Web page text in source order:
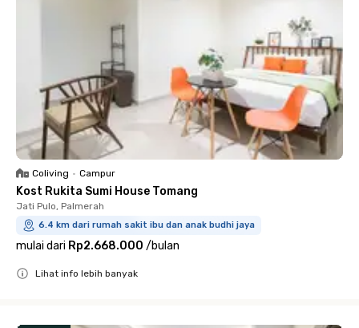
Coliving • Campur
Kost Rukita Sumi House Tomang
Jati Pulo, Palmerah
6.4 km dari rumah sakit ibu dan anak budhi jaya
mulai dari Rp2.668.000 /bulan
Lihat info lebih banyak